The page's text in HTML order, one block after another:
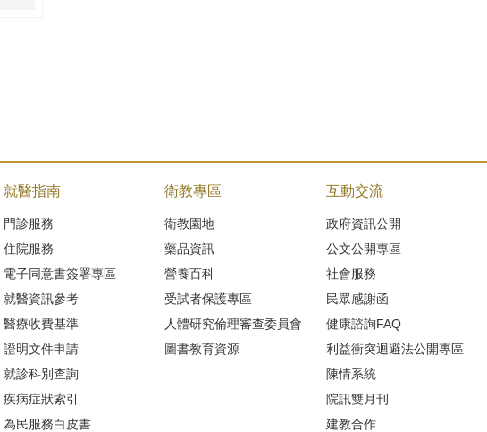
就醫指南
門診服務
住院服務
電子同意書簽署專區
就醫資訊參考
醫療收費基準
證明文件申請
就診科別查詢
疾病症狀索引
為民服務白皮書
衛教專區
衛教園地
藥品資訊
營養百科
受試者保護專區
人體研究倫理審查委員會
圖書教育資源
互動交流
政府資訊公開
公文公開專區
社會服務
民眾感謝函
健康諮詢FAQ
利益衝突迴避法公開專區
陳情系統
院訊雙月刊
建教合作